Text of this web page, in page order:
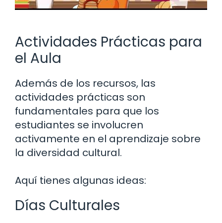
Actividades Prácticas para
el Aula
Además de los recursos, las
actividades prácticas son
fundamentales para que los
estudiantes se involucren
activamente en el aprendizaje sobre
la diversidad cultural.
Aquí tienes algunas ideas:
Días Culturales